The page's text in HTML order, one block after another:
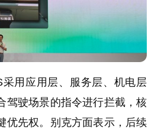
用应用层、服务层、机电层
驾驶场景的指令进行拦截，核
优先权。别克方面表示，后续